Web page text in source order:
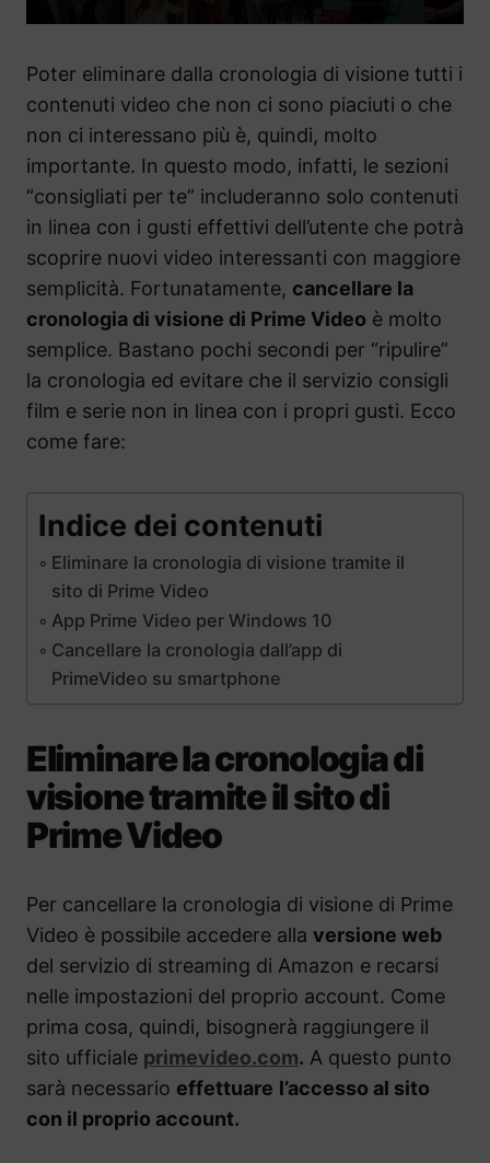
Poter eliminare dalla cronologia di visione tutti i
contenuti video che non ci sono piaciuti o che
non ci interessano più è, quindi, molto
importante. In questo modo, infatti, le sezioni
“consigliati per te” includeranno solo contenuti
in linea con i gusti effettivi dell’utente che potrà
scoprire nuovi video interessanti con maggiore
semplicità. Fortunatamente, cancellare la
cronologia di visione di Prime Video è molto
semplice. Bastano pochi secondi per “ripulire”
la cronologia ed evitare che il servizio consigli
film e serie non in linea con i propri gusti. Ecco
come fare:
Indice dei contenuti
Eliminare la cronologia di visione tramite il
sito di Prime Video
App Prime Video per Windows 10
Cancellare la cronologia dall’app di
PrimeVideo su smartphone
Eliminare la cronologia di
visione tramite il sito di
Prime Video
Per cancellare la cronologia di visione di Prime
Video è possibile accedere alla versione web
del servizio di streaming di Amazon e recarsi
nelle impostazioni del proprio account. Come
prima cosa, quindi, bisognerà raggiungere il
sito ufficiale primevideo.com. A questo punto
sarà necessario effettuare l’accesso al sito
con il proprio account.